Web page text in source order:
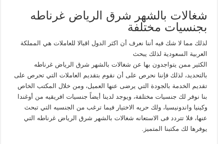
شغالات بالشهر شرق الرياض غرناطه
بجنسيات مختلفة
لذلك مما لا شك فيه أننا نعرف أن اكثر الدول اقبالا للعاملات هي المملكة
العربية السعودية لذلك يبحث
الكثير ممن يتواجدون بها عن شغالات بالشهر شرق الرياض غرناطه
بالتحديد، لذلك فإننا نحرص على أن نقوم بتقديم العاملات التي تحرص على
تقديم الخدمة بالجودة التي يرضى عنها العميل، ومن خلال المكتب الخاص
بنا نوفر لك جنسيات مختلفة، ويوجد لدينا أيضاً جنسيات افريقيه من أوغندا
وكينيا واندونيسيا، ولك حريه الاختيار فيما ترغب من الجنسيه التي تبحث
عنها، فلا تتردد فى الاستعانه شغالات بالشهر شرق الرياض غرناطه التي
يوفرها لك مكتبنا المتميز.